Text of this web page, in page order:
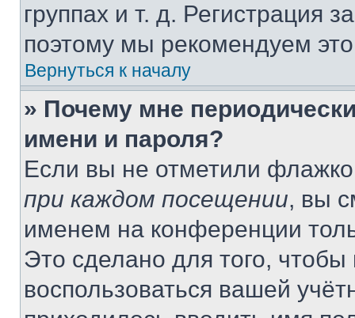
группах и т. д. Регистрация
поэтому мы рекомендуем
Вернуться к началу
» Почему мне
имени и пароля?
Если вы не отметили
при каждом посещении, вы
именем на конференции
Это сделано для того, чтобы
воспользоваться вашей